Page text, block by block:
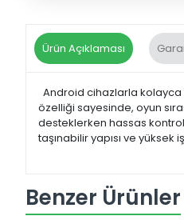
Ürün Açıklaması
Android cihazlarla kolayca
özelliği sayesinde, oyun
desteklerken hassas
taşınabilir yapısı ve
Benzer Ürünler